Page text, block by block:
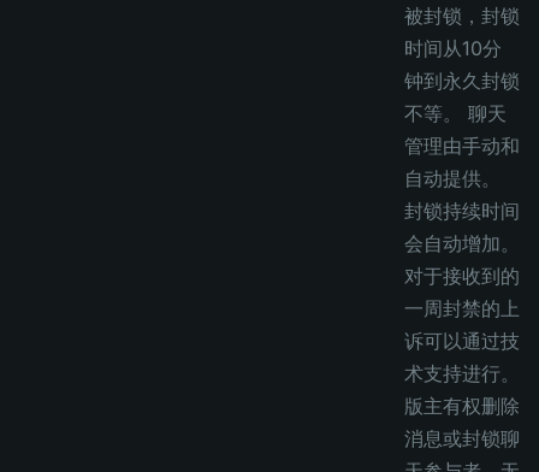
被封锁，封锁
时间从10分
钟到永久封锁
不等。 聊天
管理由手动和
自动提供。
封锁持续时间
会自动增加。
对于接收到的
一周封禁的上
诉可以通过技
术支持进行。
版主有权删除
消息或封锁聊